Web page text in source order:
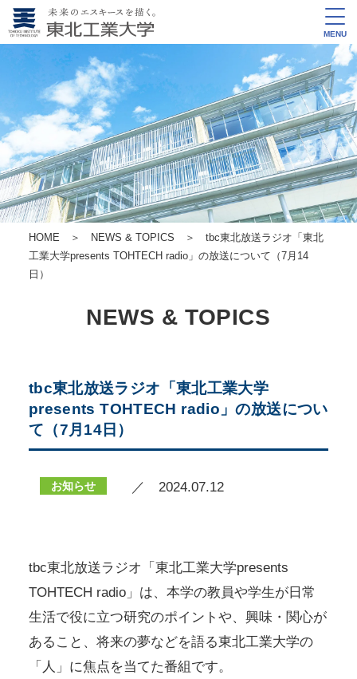
MENU
HOME ＞ NEWS & TOPICS ＞ tbc東北放送ラジオ「東北
工業大学presents TOHTECH radio」の放送について（7月14
日）
NEWS & TOPICS
tbc東北放送ラジオ「東北工業大学
presents TOHTECH radio」の放送につい
て（7月14日）
お知らせ ／ 2024.07.12
tbc東北放送ラジオ「東北工業大学presents
TOHTECH radio」は、本学の教員や学生が日常
生活で役に立つ研究のポイントや、興味・関心が
あること、将来の夢などを語る東北工業大学の
「人」に焦点を当てた番組です。